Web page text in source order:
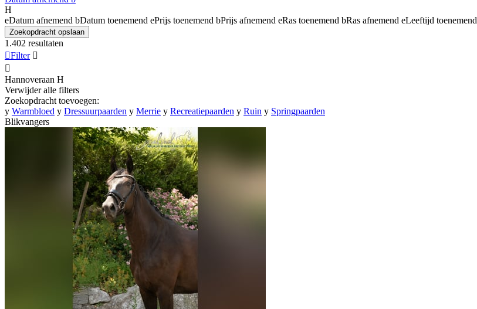
H
eDatum afnemend bDatum toenemend ePrijs toenemend bPrijs afnemend eRas toenemend bRas afnemend eLeeftijd toenemend
Zoekopdracht opslaan
1.402 resultaten
Filter 

Hannoveraan H
Verwijder alle filters
Zoekopdracht toevoegen:
y Warmbloed y Dressuurpaarden y Merrie y Recreatiepaarden y Ruin y Springpaarden
Blikvangers